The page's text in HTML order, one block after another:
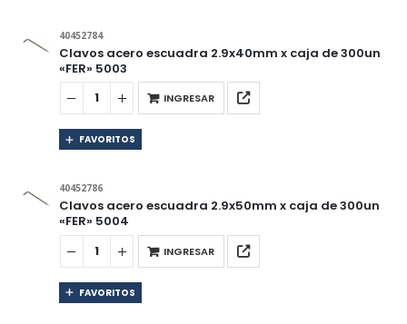
40452784
Clavos acero escuadra 2.9x40mm x caja de 300un
«FER» 5003
INGRESAR
FAVORITOS
40452786
Clavos acero escuadra 2.9x50mm x caja de 300un
«FER» 5004
INGRESAR
FAVORITOS